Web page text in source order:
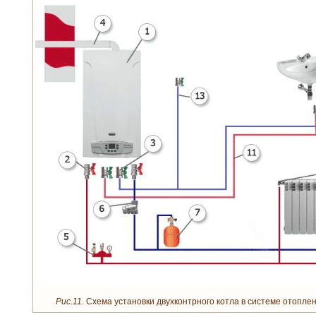
Рис.11. Схема установки двухконтрного котла в системе